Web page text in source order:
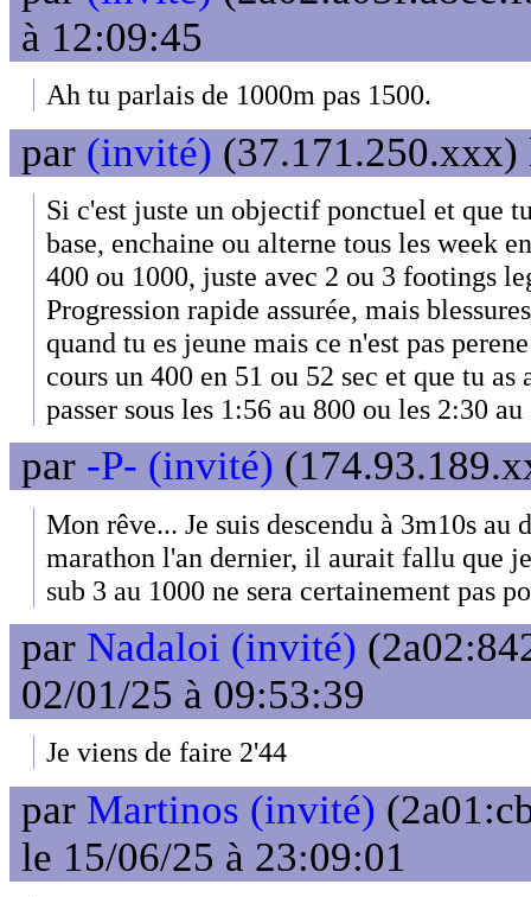
à 12:09:45
Ah tu parlais de 1000m pas 1500.
par (invité) (37.171.250.xxx)
Si c'est juste un objectif ponctuel et que
base, enchaine ou alterne tous les week
400 ou 1000, juste avec 2 ou 3 footings
Progression rapide assurée, mais
quand tu es jeune mais ce n'est pas
cours un 400 en 51 ou 52 sec et que tu as
passer sous les 1:56 au 800 ou les 2:30
par -P- (invité)
Mon rêve... Je suis descendu à 3m10s au
marathon l'an dernier, il aurait fallu que
sub 3 au 1000 ne sera certainement pas
par Nadaloi (invité)
02/01/25 à 09:53:39
Je viens de faire 2'44
par Martinos (invité)
le 15/06/25 à 23:09:01